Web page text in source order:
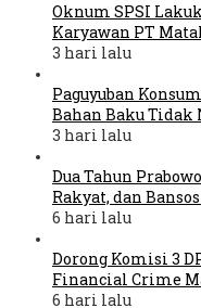
Oknum SPSI
Karyawan PT
3 hari lalu
Paguyuban
Bahan Baku Tidak
3 hari lalu
Dua Tahun
Rakyat, dan
6 hari lalu
Dorong Komisi 3
Financial Crime
6 hari lalu